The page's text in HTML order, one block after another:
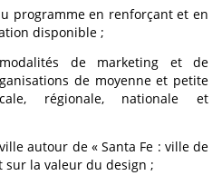
programme en renforçant et en
disponible ;
de marketing et de
de moyenne et petite
régionale, nationale et
autour de « Santa Fe : ville de
sur la valeur du design ;